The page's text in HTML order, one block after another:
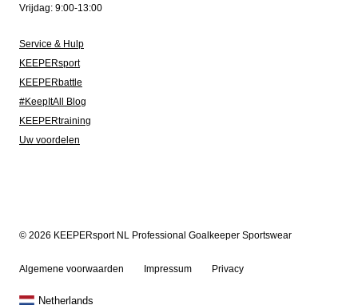
Vrijdag: 9:00-13:00
Service & Hulp
KEEPERsport
KEEPERbattle
#KeepItAll Blog
KEEPERtraining
Uw voordelen
© 2026 KEEPERsport NL Professional Goalkeeper Sportswear
Algemene voorwaarden Impressum Privacy
Netherlands